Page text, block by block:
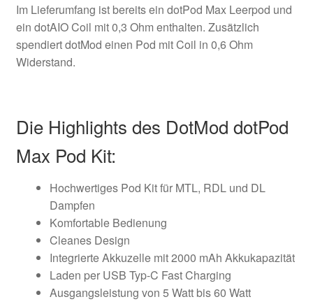
Im Lieferumfang ist bereits ein dotPod Max Leerpod und
ein dotAIO Coil mit 0,3 Ohm enthalten. Zusätzlich
spendiert dotMod einen Pod mit Coil in 0,6 Ohm
Widerstand.
Die Highlights des DotMod dotPod
Max Pod Kit:
Hochwertiges Pod Kit für MTL, RDL und DL
Dampfen
Komfortable Bedienung
Cleanes Design
Integrierte Akkuzelle mit 2000 mAh Akkukapazität
Laden per USB Typ-C Fast Charging
Ausgangsleistung von 5 Watt bis 60 Watt